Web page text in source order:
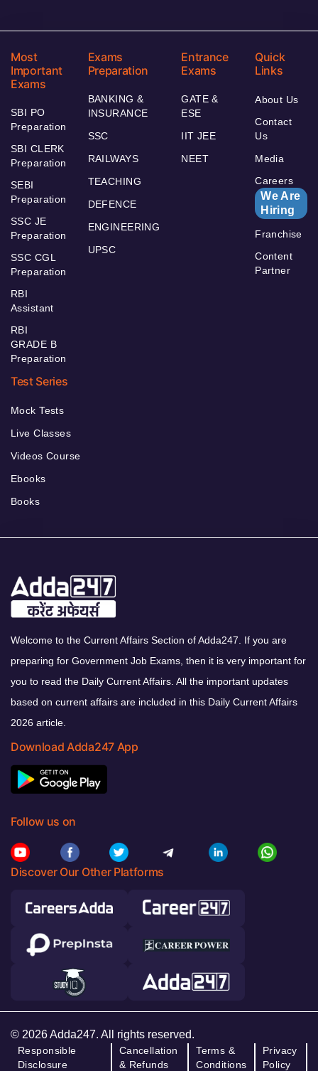
Most
Important
Exams
SBI PO
Preparation
SBI CLERK
Preparation
SEBI
Preparation
SSC JE
Preparation
SSC CGL
Preparation
RBI
Assistant
RBI
GRADE B
Preparation
Exams
Preparation
BANKING &
INSURANCE
SSC
RAILWAYS
TEACHING
DEFENCE
ENGINEERING
UPSC
Entrance
Exams
GATE &
ESE
IIT JEE
NEET
Quick
Links
About Us
Contact
Us
Media
Careers
We Are
Hiring
Franchise
Content
Partner
Test Series
Mock Tests
Live Classes
Videos Course
Ebooks
Books
Welcome to the Current Affairs Section of Adda247. If you are
preparing for Government Job Exams, then it is very important for
you to read the Daily Current Affairs. All the important updates
based on current affairs are included in this Daily Current Affairs
2026 article.
Download Adda247 App
Follow us on
Discover Our Other Platforms
© 2026 Adda247. All rights reserved.
Responsible
Disclosure
Cancellation
& Refunds
Terms &
Conditions
Privacy
Policy